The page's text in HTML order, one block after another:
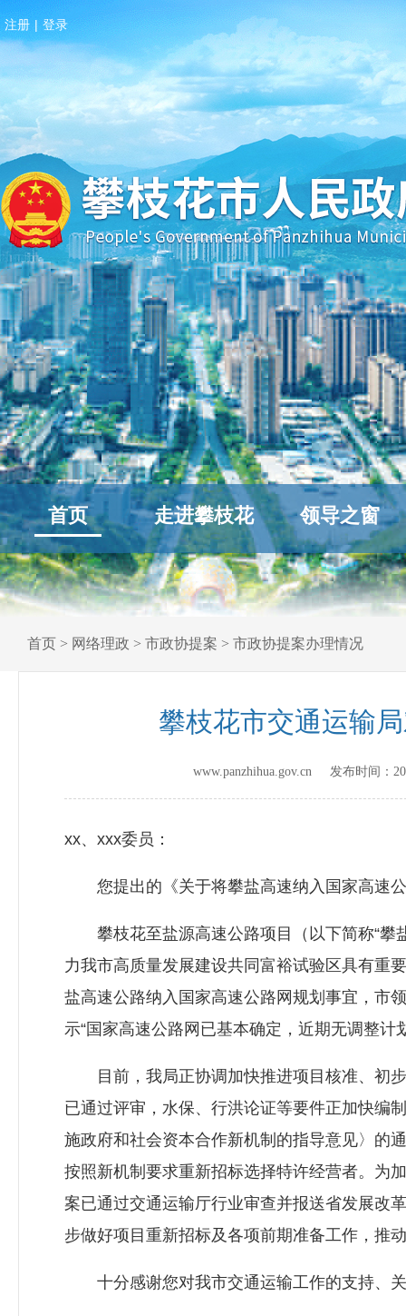
注册 | 登录
首页 走进攀枝花 领导之窗
首页 > 网络理政 > 市政协提案 > 市政协提案办理情况
攀枝花市交通运输
www.panzhihua.gov.cn 发布时间：
xx、xxx委员：
您提出的《关于将攀盐高速纳入国家高速公
攀枝花至盐源高速公路项目（以下简称“攀
力我市高质量发展建设共同富裕试验区具有重
盐高速公路纳入国家高速公路网规划事宜，市
示“国家高速公路网已基本确定，近期无调整
目前，我局正协调加快推进项目核准、初步
已通过评审，水保、行洪论证等要件正加快编
施政府和社会资本合作新机制的指导意见〉的
按照新机制要求重新招标选择特许经营者。为
案已通过交通运输厅行业审查并报送省发展改
步做好项目重新招标及各项前期准备工作，推
十分感谢您对我市交通运输工作的支持、关